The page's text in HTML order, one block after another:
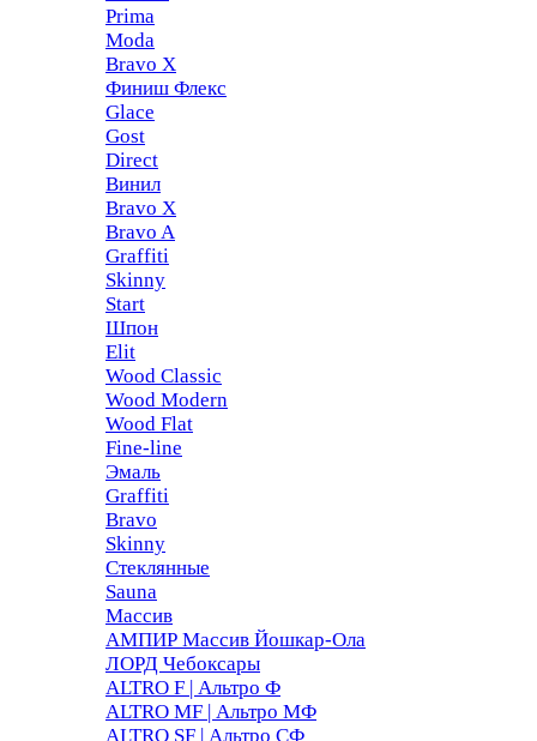
Prima
Moda
Bravo X
Финиш Флекс
Glace
Gost
Direct
Винил
Bravo X
Bravo A
Graffiti
Skinny
Start
Шпон
Elit
Wood Classic
Wood Modern
Wood Flat
Fine-line
Эмаль
Graffiti
Bravo
Skinny
Стеклянные
Sauna
Массив
АМПИР Массив Йошкар-Ола
ЛОРД Чебоксары
ALTRO F | Альтро Ф
ALTRO MF | Альтро МФ
ALTRO SF | Альтро СФ